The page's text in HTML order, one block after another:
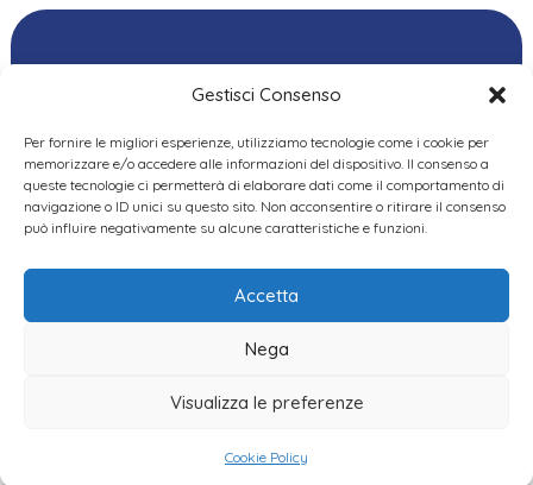
Gestisci Consenso
Per fornire le migliori esperienze, utilizziamo tecnologie come i cookie per
memorizzare e/o accedere alle informazioni del dispositivo. Il consenso a
queste tecnologie ci permetterà di elaborare dati come il comportamento di
navigazione o ID unici su questo sito. Non acconsentire o ritirare il consenso
può influire negativamente su alcune caratteristiche e funzioni.
Accetta
Nega
Visualizza le preferenze
Cookie Policy
Privacy Policy|Cookie
Policy|Dichiarazione
Ordine delle
Psicologhe e degli
Psicologi del Piemonte
VIA GIANNONE 8A – 10121
TEL: